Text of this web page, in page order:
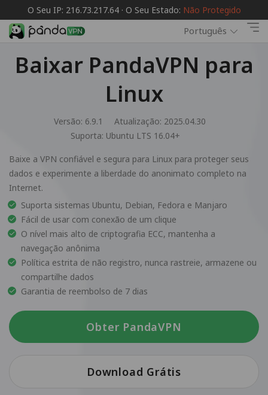
O Seu IP: 216.73.217.64 · O Seu Estado: Não Protegido
Português
Baixar PandaVPN para
Linux
Versão: 6.9.1
Atualização: 2025.04.30
Suporta: Ubuntu LTS 16.04+
Baixe a VPN confiável e segura para Linux para proteger seus
dados e experimente a liberdade do anonimato completo na
Internet.
Suporta sistemas Ubuntu, Debian, Fedora e Manjaro
Fácil de usar com conexão de um clique
O nível mais alto de criptografia ECC, mantenha a
navegação anônima
Política estrita de não registro, nunca rastreie, armazene ou
compartilhe dados
Garantia de reembolso de 7 dias
Obter PandaVPN
Download Grátis